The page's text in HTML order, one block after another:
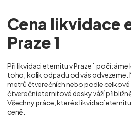
Cena likvidace
Praze 1
Přilikvidaci eternituv Praze 1
toho, kolik odpadu od vás odvezeme.
metrů čtverečních nebo podle
čtvereční eternitové desky váží
Všechny práce, které s likvidací
ceně.